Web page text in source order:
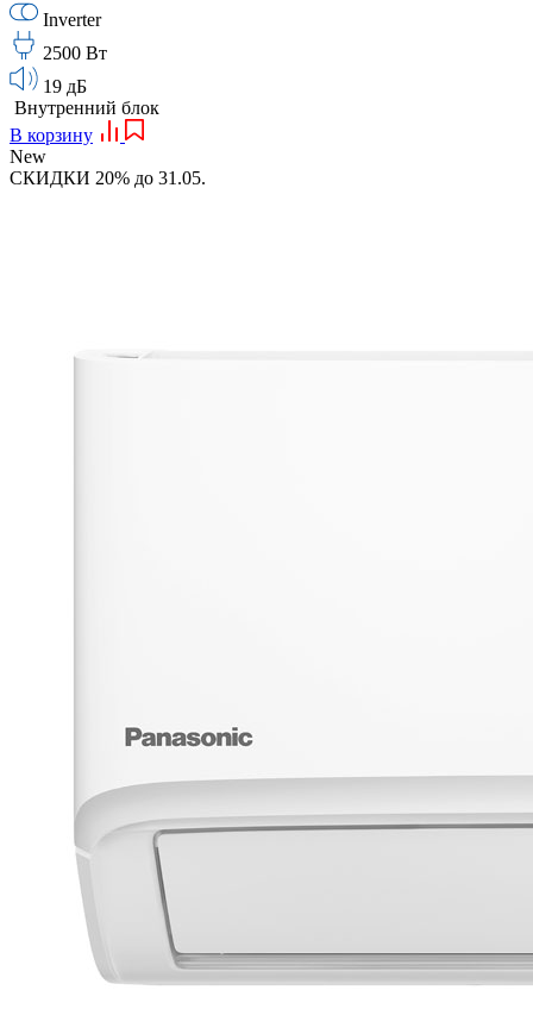
Inverter
2500 Вт
19 дБ
Внутренний блок
В корзину
New
СКИДКИ 20% до 31.05.